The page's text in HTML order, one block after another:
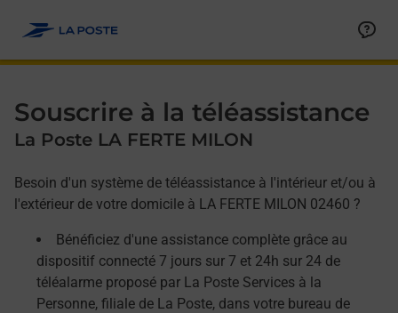
Souscrire à la téléassistance
La Poste LA FERTE MILON
Besoin d'un système de téléassistance à l'intérieur et/ou à
l'extérieur de votre domicile à LA FERTE MILON 02460 ?
Bénéficiez d'une assistance complète grâce au
dispositif connecté 7 jours sur 7 et 24h sur 24 de
téléalarme proposé par La Poste Services à la
Personne, filiale de La Poste, dans votre bureau de